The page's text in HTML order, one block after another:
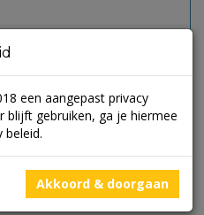
een aangepast privacy
blijft gebruiken, ga je hiermee
beleid.
Akkoord & doorgaan